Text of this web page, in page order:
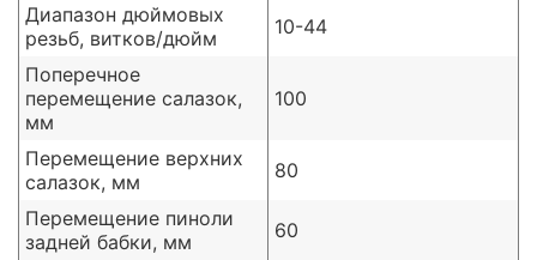
Диапазон дюймовых
резьб, витков/дюйм
10-44
Поперечное
перемещение салазок,
мм
100
Перемещение верхних
салазок, мм
80
Перемещение пиноли
задней бабки, мм
60